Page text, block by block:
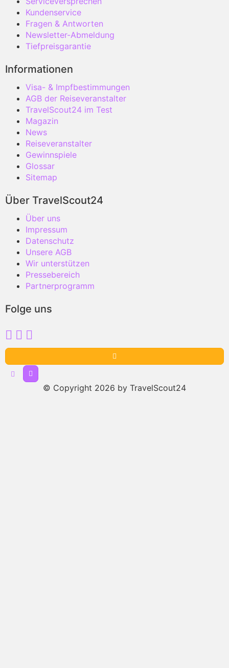
Kundenservice
Fragen & Antworten
Newsletter-Abmeldung
Tiefpreisgarantie
Informationen
Visa- & Impfbestimmungen
AGB der Reiseveranstalter
TravelScout24 im Test
Magazin
News
Reiseveranstalter
Gewinnspiele
Glossar
Sitemap
Über TravelScout24
Über uns
Impressum
Datenschutz
Unsere AGB
Wir unterstützen
Pressebereich
Partnerprogramm
Folge uns
© Copyright 2026 by TravelScout24